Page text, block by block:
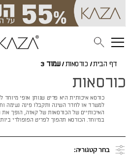
דף הבית/ כורסאות / עמוד 3
כורסאות
כורסא איכותית היא פריט שנותן אופי מיוחד
למשרד או לחדר השינה ותקבלו פינה נעימה
האיכותיים של הכורסאות של קאזה, הופך את
במיוחד. הכורסא תהפוך לפריט הפופולרי
בחר קטגוריה: